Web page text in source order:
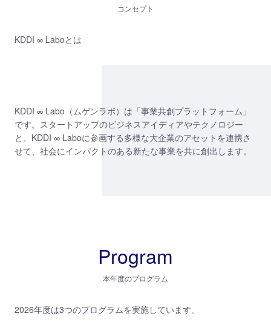
コンセプト
KDDI ∞ Laboとは
KDDI ∞ Labo（ムゲンラボ）は「事業共創プラットフォーム」
です。 スタートアップのビジネスアイディアやテクノロジー
と、 KDDI ∞ Laboに参画する多様な大企業のアセットを連携さ
せて、 社会にインパクトのある新たな事業を共に創出します。
Program
本年度のプログラム
2026年度は3つのプログラムを実施しています。